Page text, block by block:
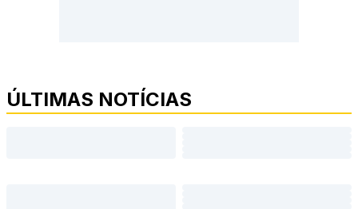
ÚLTIMAS NOTÍCIAS